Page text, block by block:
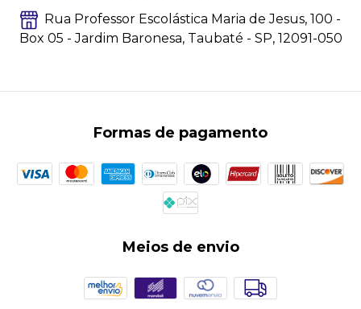
Rua Professor Escolástica Maria de Jesus, 100 -
Box 05 - Jardim Baronesa, Taubaté - SP, 12091-050
Formas de pagamento
Meios de envio